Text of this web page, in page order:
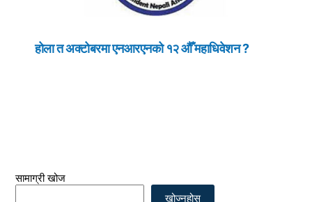
होला त अक्टोबरमा एनआरएनको १२ औँ महाधिवेशन ?
सामाग्री खोज
खोज्नुहोस